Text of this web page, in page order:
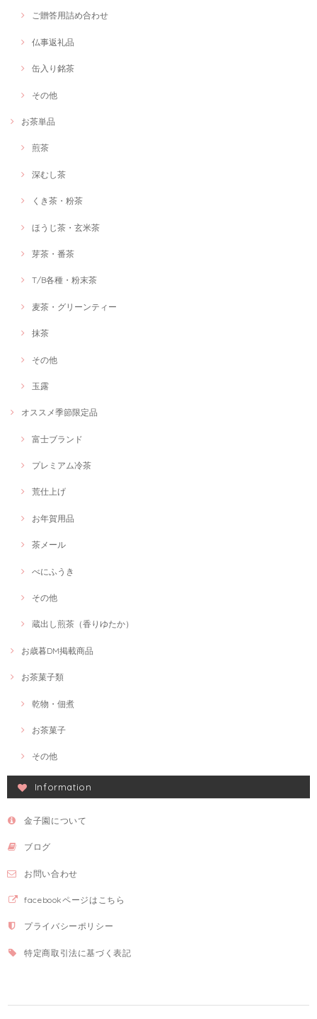
ご贈答用詰め合わせ
仏事返礼品
缶入り銘茶
その他
お茶単品
煎茶
深むし茶
くき茶・粉茶
ほうじ茶・玄米茶
芽茶・番茶
T/B各種・粉末茶
麦茶・グリーンティー
抹茶
その他
玉露
オススメ季節限定品
富士ブランド
プレミアム冷茶
荒仕上げ
お年賀用品
茶メール
べにふうき
その他
蔵出し煎茶（香りゆたか）
お歳暮DM掲載商品
お茶菓子類
乾物・佃煮
お茶菓子
その他
Information
金子園について
ブログ
お問い合わせ
facebookページはこちら
プライバシーポリシー
特定商取引法に基づく表記